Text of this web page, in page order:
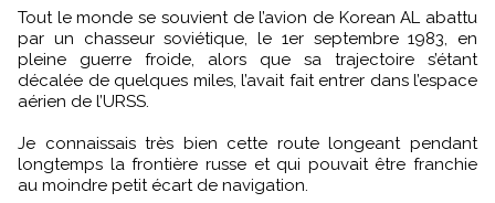
Tout le monde se souvient de l’avion de Korean AL abattu
par un chasseur soviétique, le 1er septembre 1983, en
pleine guerre froide, alors que sa trajectoire s’étant
décalée de quelques miles, l’avait fait entrer dans l’espace
aérien de l’URSS.
Je connaissais très bien cette route longeant pendant
longtemps la frontière russe et qui pouvait être franchie
au moindre petit écart de navigation.